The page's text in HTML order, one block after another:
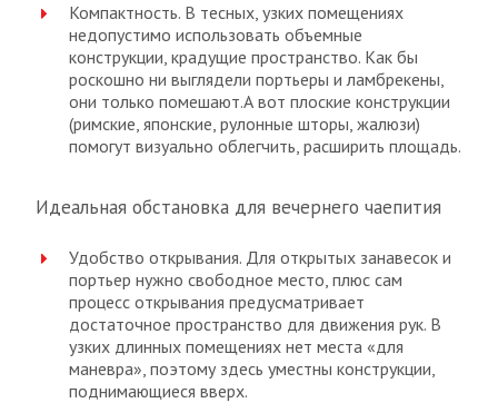
Компактность. В тесных, узких помещениях
недопустимо использовать объемные
конструкции, крадущие пространство. Как бы
роскошно ни выглядели портьеры и ламбрекены,
они только помешают.А вот плоские конструкции
(римские, японские, рулонные шторы, жалюзи)
помогут визуально облегчить, расширить площадь.
Идеальная обстановка для вечернего чаепития
Удобство открывания. Для открытых занавесок и
портьер нужно свободное место, плюс сам
процесс открывания предусматривает
достаточное пространство для движения рук. В
узких длинных помещениях нет места «для
маневра», поэтому здесь уместны конструкции,
поднимающиеся вверх.